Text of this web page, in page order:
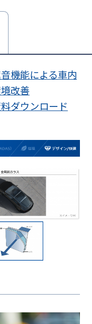
機能による車内
改善
ダウンロード